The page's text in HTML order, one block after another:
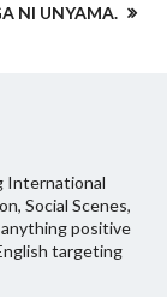
NI UNYAMA.
International
Social Scenes,
positive
targeting